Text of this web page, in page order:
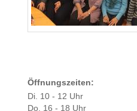
Öffnungszeiten:
Di. 10 - 12 Uhr
Do. 16 - 18 Uhr